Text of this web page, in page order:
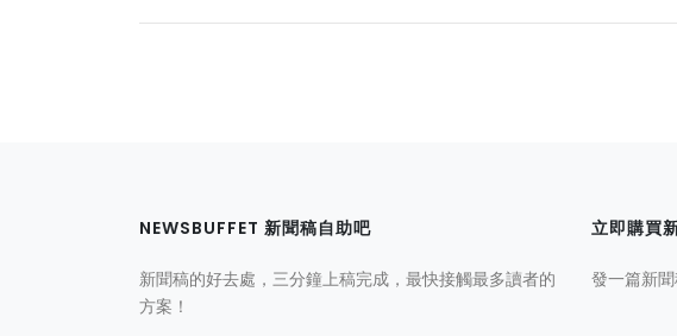
NEWSBUFFET 新聞稿自助吧
新聞稿的好去處，三分鐘上稿完成，最快接觸最多讀者的
方案！
立即購買
發一篇新